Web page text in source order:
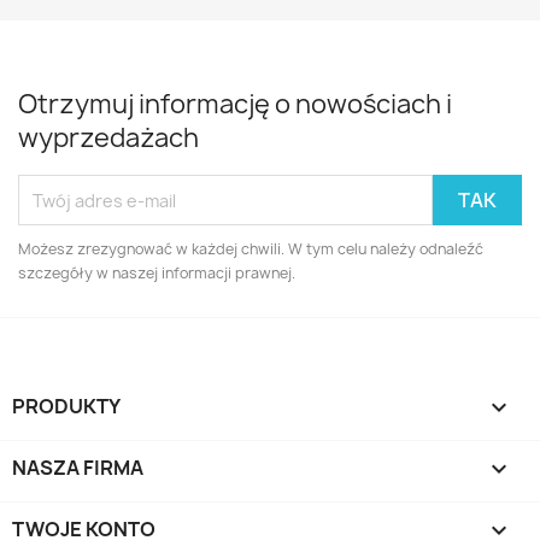
Otrzymuj informację o nowościach i
wyprzedażach
Możesz zrezygnować w każdej chwili. W tym celu należy odnaleźć
szczegóły w naszej informacji prawnej.
PRODUKTY 
NASZA FIRMA 
TWOJE KONTO 